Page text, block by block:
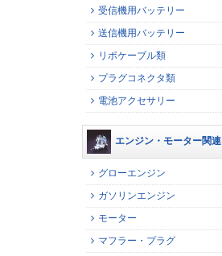
受信機用バッテリー
送信機用バッテリー
リポケーブル類
プラグコネクタ類
電池アクセサリー
エンジン・モーター関連
グローエンジン
ガソリンエンジン
モーター
マフラー・プラグ